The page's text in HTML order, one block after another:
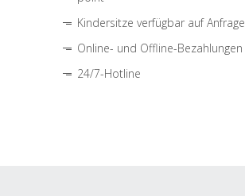
Kindersitze verfügbar auf Anfrage
Online- und Offline-Bezahlungen
24/7-Hotline